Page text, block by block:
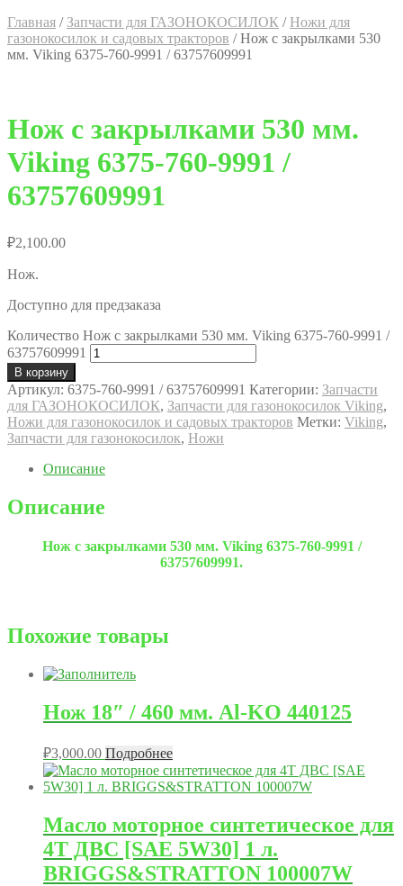
Главная / Запчасти для ГАЗОНОКОСИЛОК / Ножи для
газонокосилок и садовых тракторов /Нож с закрылками 530
мм. Viking 6375-760-9991 / 63757609991
Нож с закрылками 530 мм.
Viking 6375-760-9991 /
63757609991
₽2,100.00
Нож.
Доступно для предзаказа
Количество Нож с закрылками 530 мм. Viking 6375-760-9991 /
63757609991
В корзину
Артикул: 6375-760-9991 / 63757609991 Категории: Запчасти
для ГАЗОНОКОСИЛОК, Запчасти для газонокосилок Viking,
Ножи для газонокосилок и садовых тракторов Метки: Viking,
Запчасти для газонокосилок, Ножи
Описание
Описание
Нож с закрылками 530 мм. Viking 6375-760-9991 /
63757609991.
Похожие товары
Нож 18″ / 460 мм. Al-KO 440125
₽3,000.00 Подробнее
Масло моторное синтетическое для
4Т ДВС [SAE 5W30] 1 л.
BRIGGS&STRATTON 100007W